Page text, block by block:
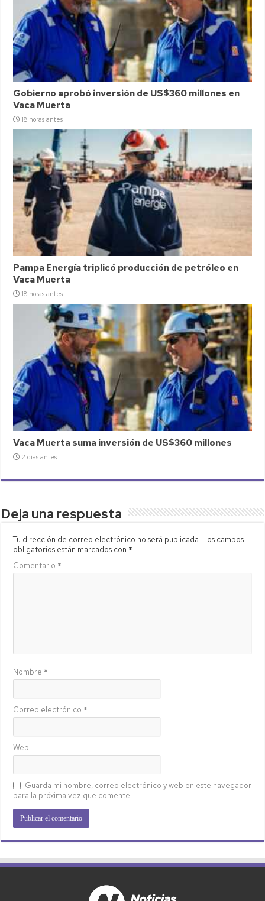
Gobierno aprobó inversión de US$360 millones en
Vaca Muerta
18 horas antes
Pampa Energía triplicó producción de petróleo en
Vaca Muerta
18 horas antes
Vaca Muerta suma inversión de US$360 millones
2 días antes
Deja una respuesta
Tu dirección de correo electrónico no será publicada. Los campos
obligatorios están marcados con *
Comentario *
Nombre *
Correo electrónico *
Web
Guarda mi nombre, correo electrónico y web en este navegador
para la próxima vez que comente.